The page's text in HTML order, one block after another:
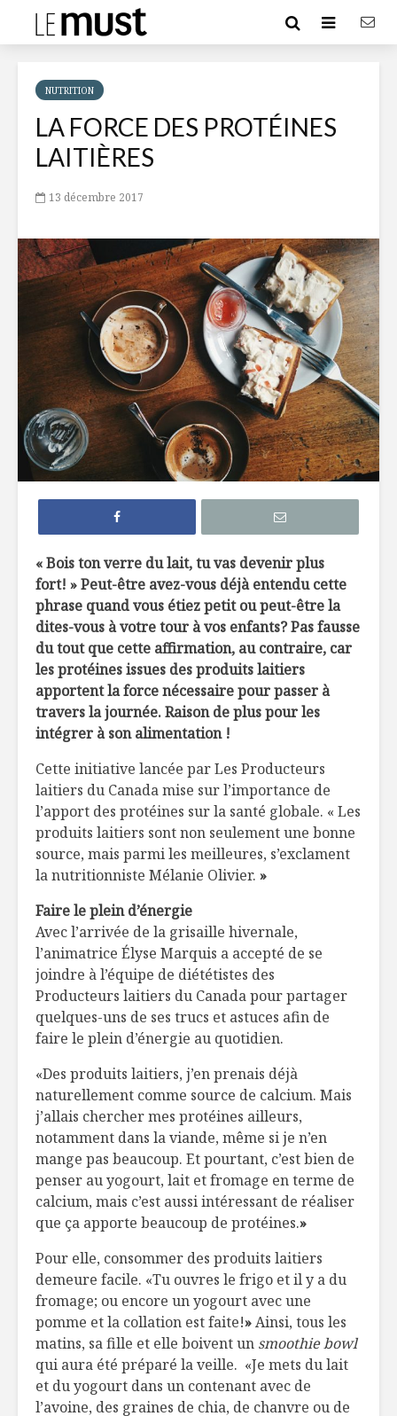
NUTRITION
LA FORCE DES PROTÉINES
LAITIÈRES
13 décembre 2017
« Bois ton verre du lait, tu vas devenir plus
fort! » Peut-être avez-vous déjà entendu cette
phrase quand vous étiez petit ou peut-être la
dites-vous à votre tour à vos enfants? Pas fausse
du tout que cette affirmation, au contraire, car
les protéines issues des produits laitiers
apportent la force nécessaire pour passer à
travers la journée. Raison de plus pour les
intégrer à son alimentation !
Cette initiative lancée par Les Producteurs
laitiers du Canada mise sur l’importance de
l’apport des protéines sur la santé globale. « Les
produits laitiers sont non seulement une bonne
source, mais parmi les meilleures, s’exclament
la nutritionniste Mélanie Olivier. »
Faire le plein d’énergie
Avec l’arrivée de la grisaille hivernale,
l’animatrice Élyse Marquis a accepté de se
joindre à l’équipe de diététistes des
Producteurs laitiers du Canada pour partager
quelques-uns de ses trucs et astuces afin de
faire le plein d’énergie au quotidien.
«Des produits laitiers, j’en prenais déjà
naturellement comme source de calcium. Mais
j’allais chercher mes protéines ailleurs,
notamment dans la viande, même si je n’en
mange pas beaucoup. Et pourtant, c’est bien de
penser au yogourt, lait et fromage en terme de
calcium, mais c’est aussi intéressant de réaliser
que ça apporte beaucoup de protéines.»
Pour elle, consommer des produits laitiers
demeure facile. «Tu ouvres le frigo et il y a du
fromage; ou encore un yogourt avec une
pomme et la collation est faite!»Ainsi, tous les
matins, sa fille et elle boivent un smoothie bowl
qui aura été préparé la veille. «Je mets du lait
et du yogourt dans un contenant avec de
l’avoine, des graines de chia, de chanvre ou de
Efficaces, les
remèdes de grand-
mère?
hautement
nutritive
La créatine, poudre
miracle ?
le sucre
ses
sabot
À
une
végétalien
Steven Raichlen:
lui !
disponibles en
temps de crise
temps de